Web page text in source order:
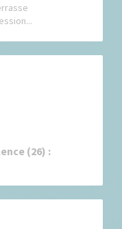
(26) :